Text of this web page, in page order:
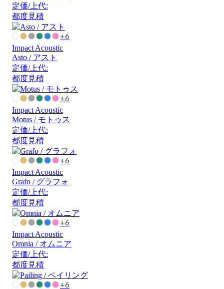
定価/上代:
都度見積
+6
Impact Acoustic
Asto / アスト
定価/上代:
都度見積
+6
Impact Acoustic
Motus / モトゥス
定価/上代:
都度見積
+6
Impact Acoustic
Grafo / グラフォ
定価/上代:
都度見積
+6
Impact Acoustic
Omnia / オムニア
定価/上代:
都度見積
+6